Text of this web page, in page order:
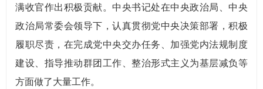
满收官作出积极贡献。中央书记处在中央政治局、中央
政治局常委会领导下，认真贯彻党中央决策部署，积极
履职尽责，在完成党中央交办任务、加强党内法规制度
建设、指导推动群团工作、整治形式主义为基层减负等
方面做了大量工作。